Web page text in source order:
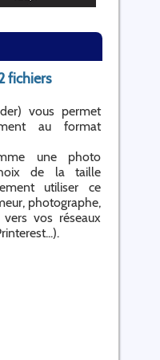
fichiers
vous permet
au format
une photo
de la taille
utiliser ce
photographe,
vos réseaux